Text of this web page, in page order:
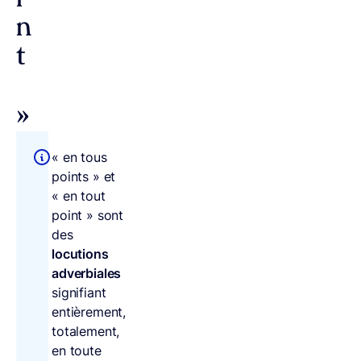
n
t
»
« en tous
points » et
« en tout
point » sont
des
locutions
adverbiales
signifiant
entièrement,
totalement,
en toute